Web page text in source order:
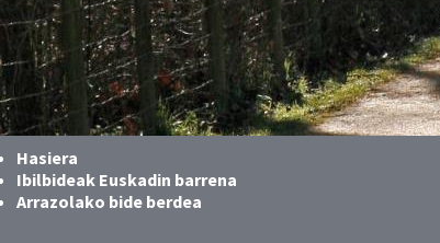
Hasiera
Ibilbideak Euskadin barrena
Arrazolako bide berdea